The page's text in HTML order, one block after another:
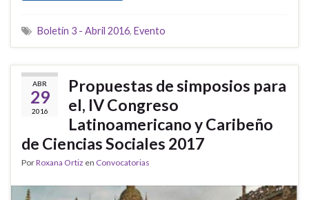
Boletín 3 - Abril 2016, Evento
ABR
29
2016
Propuestas de simposios para
el, IV Congreso
Latinoamericano y Caribeño
de Ciencias Sociales 2017
PorRoxana Ortiz en Convocatorias